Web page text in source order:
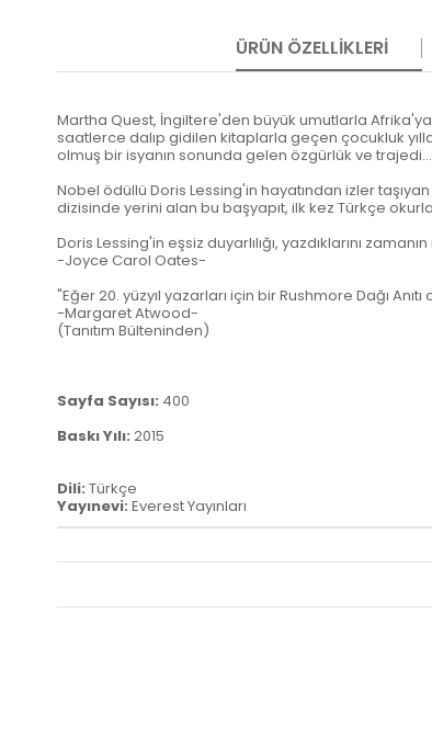
ÜRÜN ÖZELLIKLERI
Martha Quest, İngiltere'den büyük umutlarla
saatlerce dalıp gidilen kitaplarla geçen çocukluk
olmuş bir isyanın sonunda gelen özgürlük ve
Nobel ödüllü Doris Lessing'in hayatından izler
dizisinde yerini alan bu başyapıt, ilk kez Türkçe
Doris Lessing'in eşsiz duyarlılığı, yazdıklarını
-Joyce Carol Oates-
"Eğer 20. yüzyıl yazarları için bir Rushmore Dağı
-Margaret Atwood-
(Tanıtım Bülteninden)
Sayfa Sayısı: 400
Baskı Yılı: 2015
Dili: Türkçe
Yayınevi: Everest Yayınları